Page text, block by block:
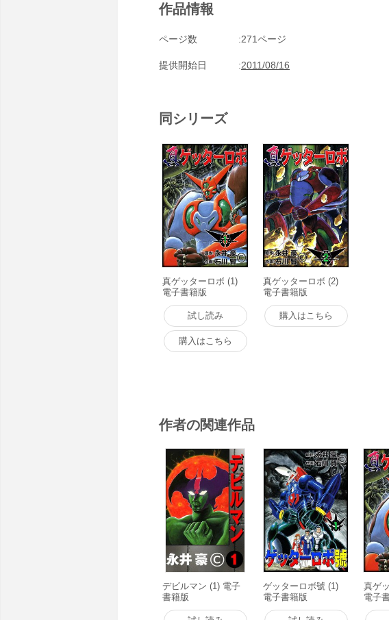
作品情報
ページ数 271ページ
提供開始日 2011/08/16
同シリーズ
真ゲッターロボ (1)
電子書籍版
試し読み
購入はこちら
真ゲッターロボ (2)
電子書籍版
購入はこちら
作者の関連作品
デビルマン (1) 電子
書籍版
ゲッターロボ號 (1)
電子書籍版
真ゲ
電子